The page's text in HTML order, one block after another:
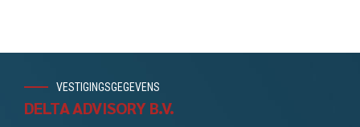
VESTIGINGSGEGEVENS
DELTA ADVISORY B.V.